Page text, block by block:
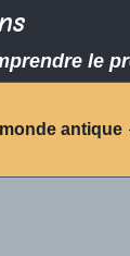
le
antique